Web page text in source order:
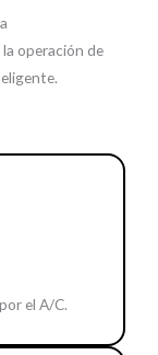
operación de
el A/C.